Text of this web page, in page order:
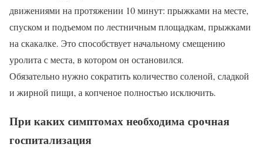
движениями на протяжении 10 минут: прыжками на месте,
спуском и подъемом по лестничным площадкам, прыжками
на скакалке. Это способствует начальному смещению
уролита с места, в котором он остановился.
Обязательно нужно сократить количество соленой, сладкой
и жирной пищи, а копченое полностью исключить.
При каких симптомах необходима срочная
госпитализация